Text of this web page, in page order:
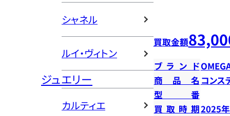
シャネル
ルイ・ヴィトン
ジュエリー
カルティエ
買取金額
ブランド
商品名 コン
型番
買取時期2025